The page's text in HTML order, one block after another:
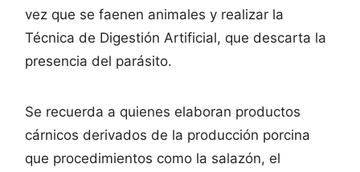
vez que se faenen animales y realizar la
Técnica de Digestión Artificial, que descarta la
presencia del parásito.
Se recuerda a quienes elaboran productos
cárnicos derivados de la producción porcina
que procedimientos como la salazón, el